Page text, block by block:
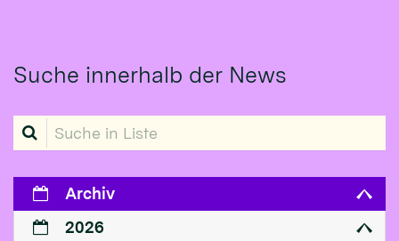
Suche innerhalb der News
Suche in Liste
Archiv
2026